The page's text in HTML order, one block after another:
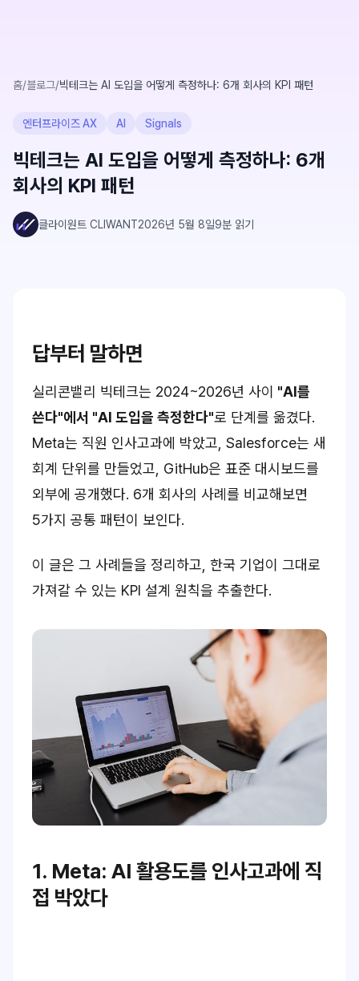
홈/블로그/빅테크는 AI 도입을 어떻게 측정하나: 6개 회사의 KPI 패턴
엔터프라이즈 AX AI Signals
빅테크는 AI 도입을 어떻게 측정하나: 6개
회사의 KPI 패턴
클라이원트 CLIWANT2026년 5월 8일9분 읽기
답부터 말하면
실리콘밸리 빅테크는 2024~2026년 사이 "AI를
쓴다"에서 "AI 도입을 측정한다"로 단계를 옮겼다.
Meta는 직원 인사고과에 박았고, Salesforce는 새
회계 단위를 만들었고, GitHub은 표준 대시보드를
외부에 공개했다. 6개 회사의 사례를 비교해보면
5가지 공통 패턴이 보인다.
이 글은 그 사례들을 정리하고, 한국 기업이 그대로
가져갈 수 있는 KPI 설계 원칙을 추출한다.
1. Meta: AI 활용도를 인사고과에 직
접 박았다